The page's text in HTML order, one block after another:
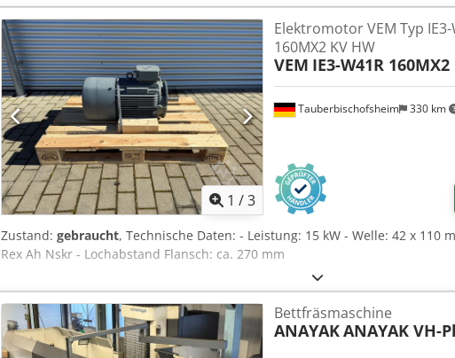
1 /3
Tauberbischofsheim 330 km
Elektromotor VEM Typ IE3-
160MX2 KV HW
VEM IE3-W41R
Zustand: gebraucht, Technische Daten: - Leistung: 15 kW - Welle: 42 x 110
Rex Ah Nskr - Lochabstand Flansch: ca. 270 mm
Bettfräsmaschine
ANAYAKANAYAK VH-